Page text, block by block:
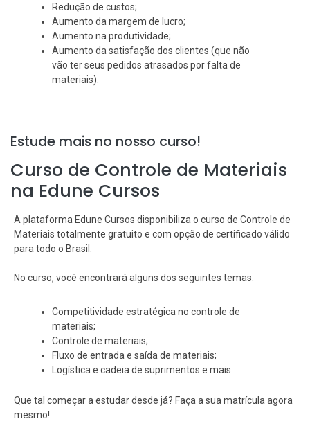
Redução de custos;
Aumento da margem de lucro;
Aumento na produtividade;
Aumento da satisfação dos clientes (que não
vão ter seus pedidos atrasados por falta de
materiais).
Estude mais no nosso curso!
Curso de Controle de Materiais
na Edune Cursos
A plataforma Edune Cursos disponibiliza o curso de Controle de
Materiais totalmente gratuito e com opção de certificado válido
para todo o Brasil.
No curso, você encontrará alguns dos seguintes temas:
Competitividade estratégica no controle de
materiais;
Controle de materiais;
Fluxo de entrada e saída de materiais;
Logística e cadeia de suprimentos e mais.
Que tal começar a estudar desde já? Faça a sua matrícula agora
mesmo!